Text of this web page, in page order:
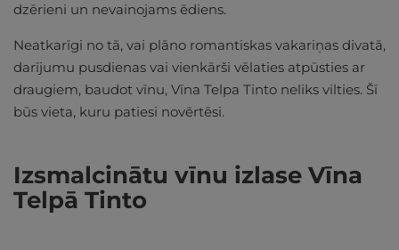
dzērieni un nevainojams ēdiens.
Neatkarīgi no tā, vai plāno romantiskas vakariņas divatā,
darījumu pusdienas vai vienkārši vēlaties atpūsties ar
draugiem, baudot vīnu, Vīna Telpa Tinto neliks vilties. Šī
būs vieta, kuru patiesi novērtēsi.
Izsmalcinātu vīnu izlase Vīna
Telpā Tinto